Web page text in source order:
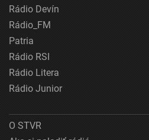
Rádio Devín
Rádio_FM
Patria
Rádio RSI
Rádio Litera
Rádio Junior
O STVR